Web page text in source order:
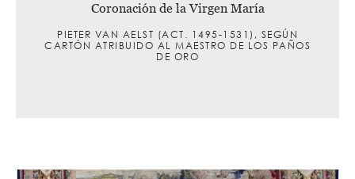
Coronación de la Virgen María
PIETER VAN AELST (ACT. 1495-1531), SEGÚN
CARTÓN ATRIBUIDO AL MAESTRO DE LOS PAÑOS
DE ORO